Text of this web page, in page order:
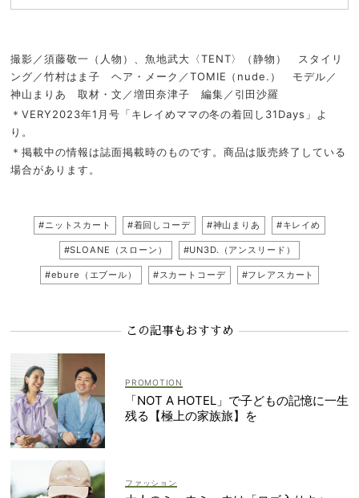
撮影／須藤敬一（人物）、魚地武大〈TENT〉（静物） スタイリ
ング／竹村はま子 ヘア・メーク／TOMIE（nude.） モデル／
神山まりあ 取材・文／増田奈津子 編集／引田沙羅
＊VERY2023年1月号「キレイめママの冬の着回し31Days」よ
り。
＊掲載中の情報は誌面掲載時のものです。商品は販売終了している
場合があります。
#ニットスカート #着回しコーデ #神山まりあ #キレイめ
#SLOANE（スローン） #UN3D.（アンスリード）
#ebure（エブール） #スカートコーデ #フレアスカート
この記事もおすすめ
「NOT A HOTEL」で子どもの記憶に一生
残る【極上の家族旅】を
ファッション